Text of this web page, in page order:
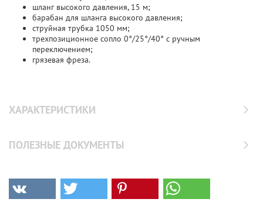
шланг высокого давления, 15 м;
барабан для шланга высокого давления;
струйная трубка 1050 мм;
трехпозиционное сопло 0°/25°/40° с ручным
переключением;
грязевая фреза.
ХАРАКТЕРИСТИКИ
ПОЛЕЗНЫЕ ДОКУМЕНТЫ